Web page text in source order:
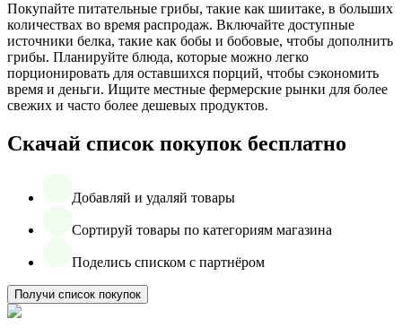
Покупайте питательные грибы, такие как шиитаке, в больших
количествах во время распродаж. Включайте доступные
источники белка, такие как бобы и бобовые, чтобы дополнить
грибы. Планируйте блюда, которые можно легко
порционировать для оставшихся порций, чтобы сэкономить
время и деньги. Ищите местные фермерские рынки для более
свежих и часто более дешевых продуктов.
Скачай список покупок бесплатно
Добавляй и удаляй товары
Сортируй товары по категориям магазина
Поделись списком с партнёром
Получи список покупок